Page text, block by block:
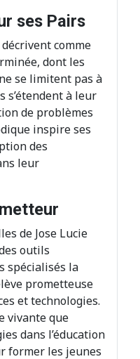
ses Pairs
comme
dont les
se limitent pas à
s’étendent à leur
de problèmes
inspire ses
des
leur
de Jose Lucie
outils
spécialisés la
prometteuse
et technologies.
vivante que
dans l’éducation
former les jeunes